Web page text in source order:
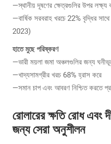
—স্থানীয় দূষণের ক্ষেত্রগুলির উপর লক্ষ্য
—বার্ষিক সরবরাহ খরচে 22% বৃদ্ধির
2023)
হাতে মুছে পরিষ্করণ
—ভারী ময়লা জমা অঞ্চলগুলির জন্য
—খাদ্যসামগ্রীর খরচ 68% হ্রাস করে
—সমান চাপ এবং আবরণ নিশ্চিত করতে
রোলারের ক্ষতি রোধ এবং
জন্য সেরা অনুশীলন